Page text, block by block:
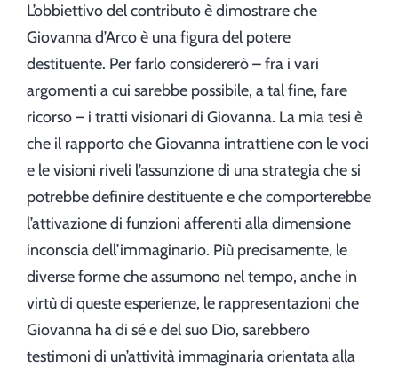
L’obbiettivo del contributo è dimostrare che
Giovanna d’Arco è una figura del potere
destituente. Per farlo considererò – fra i vari
argomenti a cui sarebbe possibile, a tal fine, fare
ricorso – i tratti visionari di Giovanna. La mia tesi è
che il rapporto che Giovanna intrattiene con le voci
e le visioni riveli l’assunzione di una strategia che si
potrebbe definire destituente e che comporterebbe
l’attivazione di funzioni afferenti alla dimensione
inconscia dell’immaginario. Più precisamente, le
diverse forme che assumono nel tempo, anche in
virtù di queste esperienze, le rappresentazioni che
Giovanna ha di sé e del suo Dio, sarebbero
testimoni di un’attività immaginaria orientata alla